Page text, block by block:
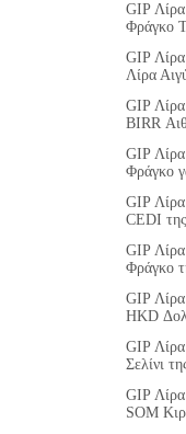
GIP
Φράγκο
GIP
Λίρα
GIP
BIRR
GIP
Φράγκο
GIP
CEDI
GIP
Φράγκο
GIP
HKD
GIP
Σελίνι
GIP
SOM